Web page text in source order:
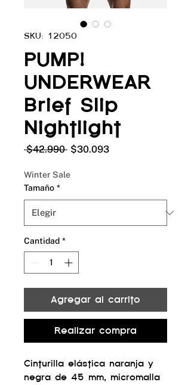
SKU: 12050
PUMP!
UNDERWEAR
Brief Slip
Nightlight
$42.990 Precio
$30.093Precio
Winter Sale
Tamaño *
Cantidad *
Agregar al carrito
Realizar compra
Cinturilla elástica naranja y
negra de 45 mm, micromalla